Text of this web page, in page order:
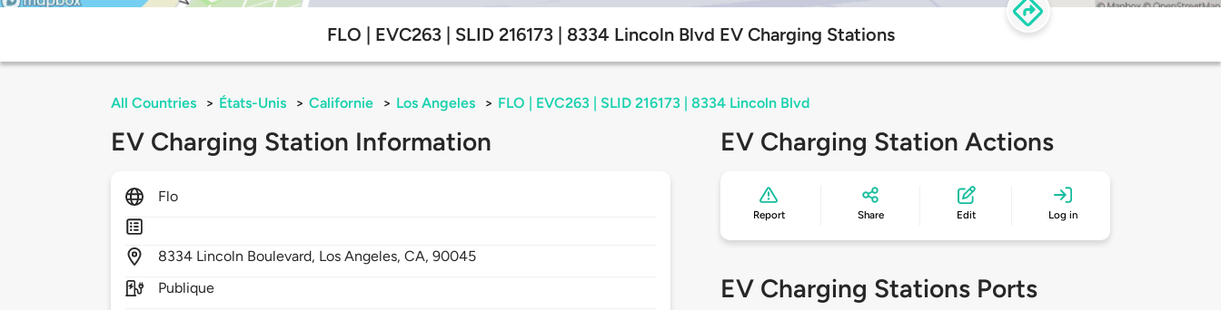
FLO | EVC263 | SLID 216173 | 8334 Lincoln Blvd EV Charging Stations
All Countries > États-Unis > Californie > Los Angeles > FLO | EVC263 | SLID 216173 | 8334 Lincoln Blvd
EV Charging Station Information
Flo
8334 Lincoln Boulevard, Los Angeles,CA,90045
Publique
EV Charging Station Actions
Report Share Edit Log in
EV Charging Stations Ports